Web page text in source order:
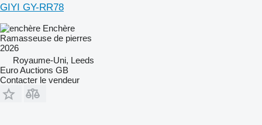
GIYI GY-RR78
Enchère
Ramasseuse de pierres
2026
Royaume-Uni, Leeds
Euro Auctions GB
Contacter le vendeur